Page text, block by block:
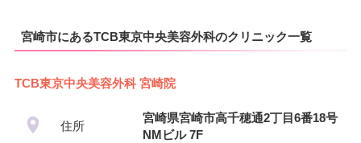
宮崎市にあるTCB東京中央美容外科のクリニック一覧
TCB東京中央美容外科 宮崎院
住所
宮崎県宮崎市高千穂通2丁目6番18号
NMビル 7F